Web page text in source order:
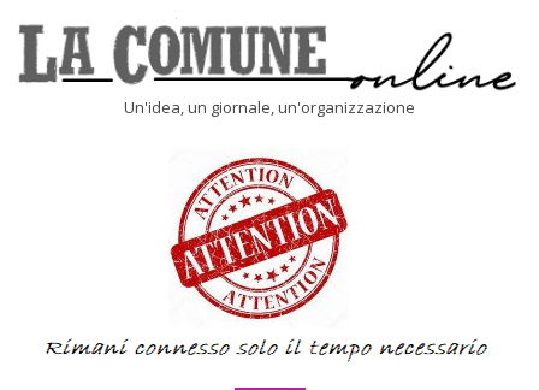
content
Un'idea, un giornale, un'organizzazione